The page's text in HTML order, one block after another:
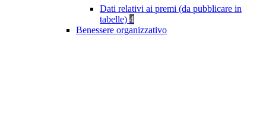
Dati relativi ai premi (da pubblicare in
tabelle) 4
Benessere organizzativo